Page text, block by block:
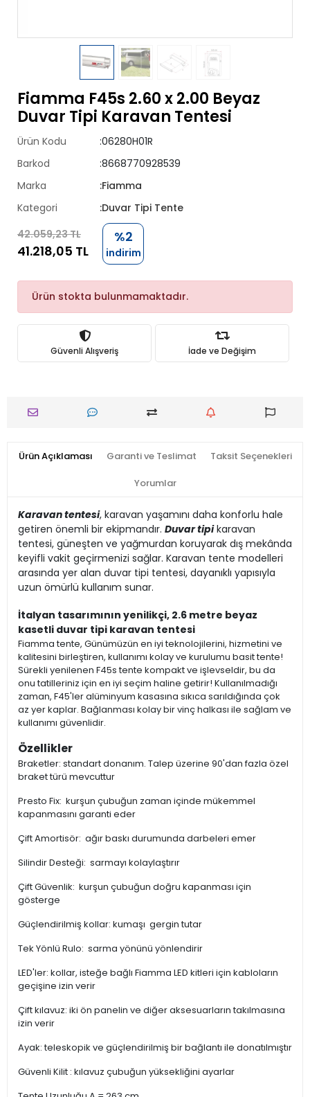
Fiamma F45s 2.60 x 2.00 Beyaz
Duvar Tipi Karavan Tentesi
Ürün Kodu
:06280H01R
Barkod
:8668770928539
Marka
:Fiamma
Kategori
:Duvar Tipi Tente
42.059,23 TL
41.218,05 TL
%2
indirim
Ürün stokta bulunmamaktadır.
Güvenli Alışveriş İade ve Değişim
Ürün Açıklaması Garanti ve Teslimat Taksit Seçenekleri
Yorumlar
Karavan tentesi, karavan yaşamını daha konforlu hale
getiren önemli bir ekipmandır. Duvar tipikaravan
tentesi, güneşten ve yağmurdan koruyarak dış mekânda
keyifli vakit geçirmenizi sağlar. Karavan tente modelleri
arasında yer alan duvar tipi tentesi, dayanıklı yapısıyla
uzun ömürlü kullanım sunar.
İtalyan tasarımının yenilikçi, 2.6 metre beyaz
kasetli duvar tipi karavan tentesi
Fiamma tente, Günümüzün en iyi teknolojilerini, hizmetini ve
kalitesini birleştiren, kullanımı kolay ve kurulumu basit tente!
Sürekli yenilenen F45s tente kompakt ve işlevseldir, bu da
onu tatilleriniz için en iyi seçim haline getirir! Kullanılmadığı
zaman, F45'ler alüminyum kasasına sıkıca sarıldığında çok
az yer kaplar. Bağlanması kolay bir vinç halkası ile sağlam ve
kullanımı güvenlidir.
Özellikler
Braketler: standart donanım. Talep üzerine 90'dan fazla özel
braket türü mevcuttur
Presto Fix: kurşun çubuğun zaman içinde mükemmel
kapanmasını garanti eder
Çift Amortisör: ağır baskı durumunda darbeleri emer
Silindir Desteği: sarmayı kolaylaştırır
Çift Güvenlik: kurşun çubuğun doğru kapanması için
gösterge
Güçlendirilmiş kollar: kumaşı gergin tutar
Tek Yönlü Rulo: sarma yönünü yönlendirir
LED'ler: kollar, isteğe bağlı Fiamma LED kitleri için kabloların
geçişine izin verir
Çift kılavuz: iki ön panelin ve diğer aksesuarların takılmasına
izin verir
Ayak: teleskopik ve güçlendirilmiş bir bağlantı ile donatılmıştır
Güvenli Kilit : kılavuz çubuğun yüksekliğini ayarlar